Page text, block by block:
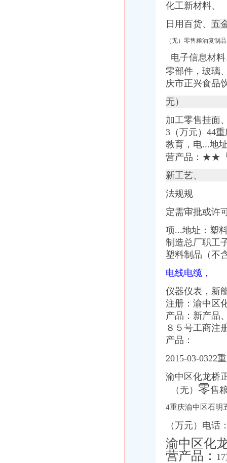
化工新材料、
日用百货、 五
（无）零售粮油复制
电子信息材
零部件，玻璃
庆市正兴食品
无）
加工零售挂面
3（万元）44
教育，电...地
营产品：★★
新工艺、
法规规
定需审批或许
项...地址：塑
制造总厂职工
塑料制 品（不
电线电缆，
仪器仪表， 新
注册：渝中区
产品： 新产品
８５号工商注
产品：
2015-03-0322
渝中区化龙桥
（无） 零售
4重庆渝中区石明
（万元）电话
渝中区化
营产品：